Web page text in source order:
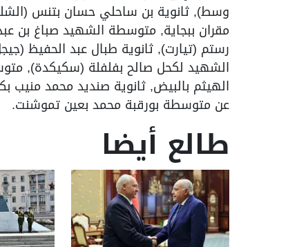
وسط), ثانوية بن ساحلي حسان بتنس
مقران ببجاية, متوسطة الشهيد صباغ بن
رستم (تيارت), ثانوية طبال عبد الحفيظ
الشهيد لكحل صالح بفلفلة (سكيكدة),
الهيثم بالبيض, ثانوية صنديد محمد منيب
عن متوسطة بورقبة محمد بعين تموشنت.
طالع أيضا